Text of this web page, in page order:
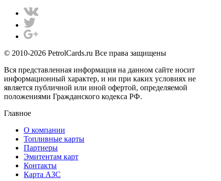
© 2010-2026 PetrolCards.ru Все права защищены
Вся представленная информация на данном сайте носит
информационный характер, и ни при каких условиях не
является публичной или иной офертой, определяемой
положениями Гражданского кодекса РФ.
Главное
О компании
Топливные карты
Партнеры
Эмитентам карт
Контакты
Карта АЗС